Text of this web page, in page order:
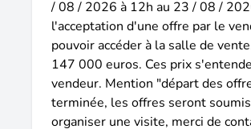
/ 08 / 2026 à 12h au 23 / 08 /
l'acceptation d'une offre par le
pouvoir accéder à la salle de
147 000 euros. Ces prix
vendeur. Mention "départ des
terminée, les offres seront
organiser une visite, merci de